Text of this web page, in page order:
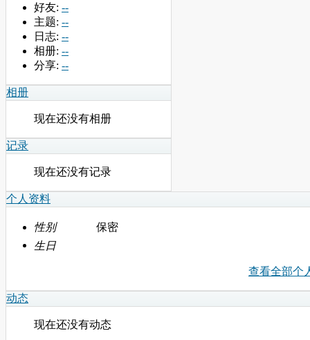
好友: --
主题: --
日志: --
相册: --
分享: --
相册
现在还没有相册
记录
现在还没有记录
个人资料
性别
保密
生日
查看全部个
动态
现在还没有动态